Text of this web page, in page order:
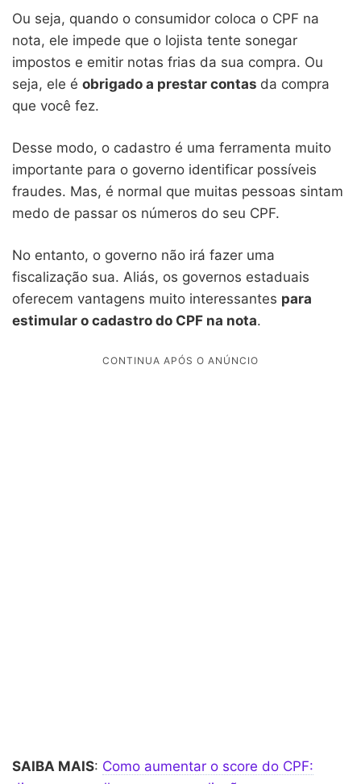
Ou seja, quando o consumidor coloca o CPF na
nota, ele impede que o lojista tente sonegar
impostos e emitir notas frias da sua compra. Ou
seja, ele é obrigado a prestar contas da compra
que você fez.
Desse modo, o cadastro é uma ferramenta muito
importante para o governo identificar possíveis
fraudes. Mas, é normal que muitas pessoas sintam
medo de passar os números do seu CPF.
No entanto, o governo não irá fazer uma
fiscalização sua. Aliás, os governos estaduais
oferecem vantagens muito interessantes para
estimular o cadastro do CPF na nota.
SAIBA MAIS: Como aumentar o score do CPF: